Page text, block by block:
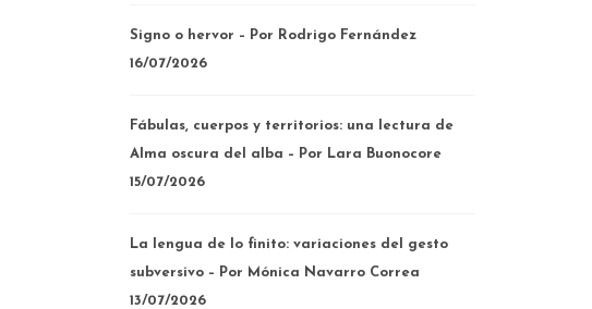
Signo o hervor – Por Rodrigo Fernández
16/07/2026
Fábulas, cuerpos y territorios: una lectura de
Alma oscura del alba – Por Lara Buonocore
15/07/2026
La lengua de lo finito: variaciones del gesto
subversivo – Por Mónica Navarro Correa
13/07/2026